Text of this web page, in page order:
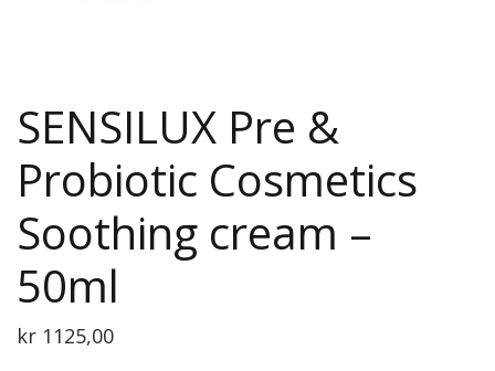
SENSILUX Pre &
Probiotic Cosmetics
Soothing cream –
50ml
kr 1125,00